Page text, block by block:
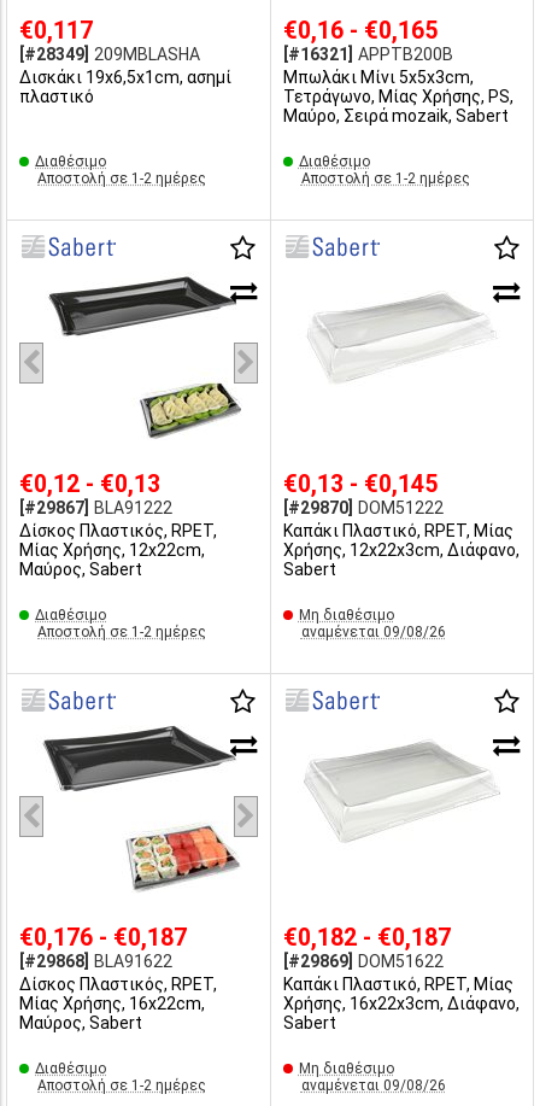
€0,117
[#28349] 209MBLASHA
Δισκάκι 19x6,5x1cm, ασημί
πλαστικό
Διαθέσιμο
Αποστολή σε 1-2 ημέρες
€0,16 - €0,165
[#16321]
APPTB200B
Μπωλάκι Μίνι 5x5x3cm,
Τετράγωνο, Μίας Χρήσης, PS,
Μαύρο, Σειρά mozaik, Sabert
Διαθέσιμο
Αποστολή σε 1-2 ημέρες
€0,12 - €0,13
[#29867]
BLA91222
Δίσκος Πλαστικός, RPET,
Μίας Χρήσης, 12x22cm,
Μαύρος, Sabert
Διαθέσιμο
Αποστολή σε 1-2 ημέρες
€0,13 - €0,145
[#29870]
DOM51222
Καπάκι Πλαστικό, RPET, Μίας
Χρήσης, 12x22x3cm, Διάφανο,
Sabert
Μη διαθέσιμο
αναμένεται 09/08/26
€0,176 - €0,187
[#29868]
BLA91622
Δίσκος Πλαστικός, RPET,
Μίας Χρήσης, 16x22cm,
Μαύρος, Sabert
Διαθέσιμο
Αποστολή σε 1-2 ημέρες
€0,182 - €0,187
[#29869]
DOM51622
Καπάκι Πλαστικό, RPET, Μίας
Χρήσης, 16x22x3cm, Διάφανο,
Sabert
Μη διαθέσιμο
αναμένεται 09/08/26